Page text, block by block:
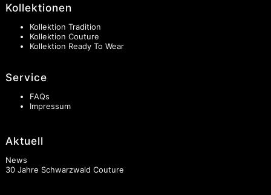
Kollektionen
Kollektion Tradition
Kollektion Couture
Kollektion Ready To Wear
Service
FAQs
Impressum
Aktuell
News
30 Jahre Schwarzwald Couture